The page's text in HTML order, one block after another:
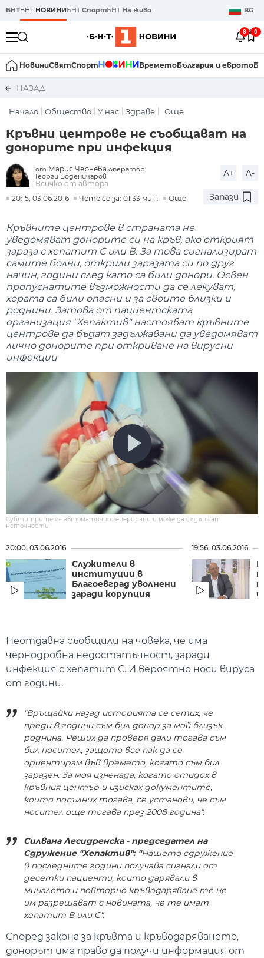
БНТБНТ НОВИНИБНТСпортБНТ На живо BG
8 0
НовиниСвятСпорт ВреметоБългария и еврото
НАЗАД
Начало Общество У нас Здраве Още
Кръвни центрове не съобщават на
донорите при инфекция
от Мария Чернева оператор:
Георги Воденичаров
Всичко от автора
A+ A-
20:15, 03.06.2016 Чете се за: 01:33 мин. Още Запази
Кръвните центрове в страната не
уведомяват донорите си на кръв, ако открият
зараза с хепатит С или В. За това сигнализират
самите болни, открили заразата си по друг
начин, години след като са били донори. Освен
пропуснатите възможности да се лекуват,
хората са били опасни и за своите близки и
роднини. Затова от пациентската
организация "Хепактив" настояват кръвните
центрове да бъдат задължавани да уведомяват
лично донорите при откриване на вирусни
инфекции
Субтитрите са автоматично генерирани и може да съдържат
неточности.
20:00, 03.06.2016
Служители в
институции в
Благоевград уволнени
заради корупция
19:56, 03.06.2016
Неотдавна съобщили на човека, че има
чернодробна недостатъчност, заради
инфекция с хепатит С. И вероятно носи вируса
от години.
"Връщайки назад историята се сетих, че
преди 8 години съм бил донор за мой близък
роднина. Реших да проверя дали тогава съм
бил носител, защото все пак да се
ориентирам във времето, когато съм бил
заразен. За моя изненада, когато отидох в
кръвния център и изисках документите,
които попълних тогава, се установи, че съм
носител още тогава през 2008 година".
Силвана Лесидренска - председател на
Сдружение "Хепактив": "Нашето сдружение
в последните години получава сигнали от
десетки пациенти, които дарявали в
миналото и повторно кръводаряване те не
им разрешават с новината, че те имат
хепатит В или С".
Според закона за кръвта и кръводаряването,
донорът има право да получи информация от